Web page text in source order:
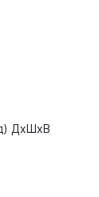
ДхШхВ